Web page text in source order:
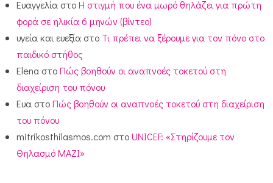
Ευαγγελία στοΗ στιγμή που ένα μωρό θηλάζει για πρώτη
φορά σε ηλικία 6 μηνών (βίντεο)
υγεία και ευεξία στο Τι πρέπει να ξέρουμε για τον πόνο στο
παιδικό στήθος
Elena στοΠώς βοηθούν οι αναπνοές τοκετού στη
διαχείριση του πόνου
Ευα στοΠώς βοηθούν οι αναπνοές τοκετού στη διαχείριση
του πόνου
mitrikosthilasmos.com στοUNICEF: «Στηρίζουμε τον
Θηλασμό ΜΑΖΙ»